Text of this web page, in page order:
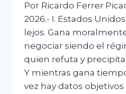
Por Ricardo Ferrer
2026.- I. Estados
lejos. Gana
negociar siendo el
quien refuta y
Y mientras gana
vez hay datos objetivos